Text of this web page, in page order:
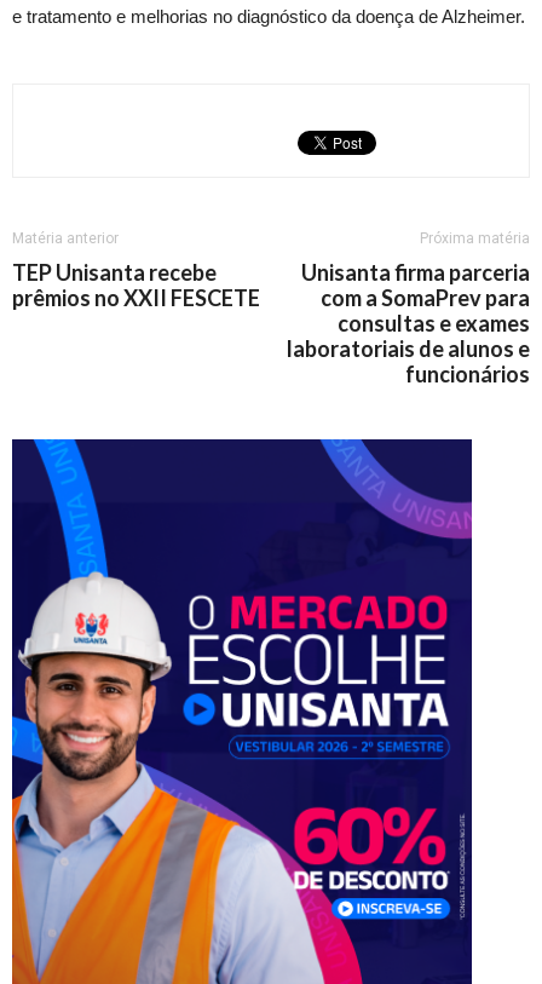
e tratamento e melhorias no diagnóstico da doença de Alzheimer.
Matéria anterior
TEP Unisanta recebe
prêmios no XXII FESCETE
Próxima matéria
Unisanta firma parceria
com a SomaPrev para
consultas e exames
laboratoriais de alunos e
funcionários